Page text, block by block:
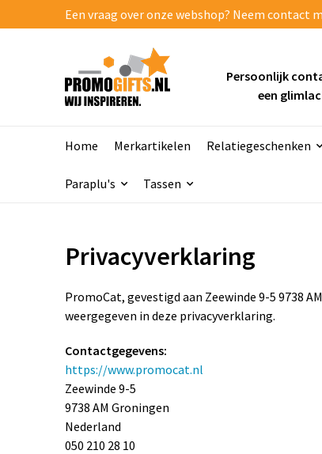
Een vraag over onze webshop? Neem contact
Persoonlijk
een
Home Merkartikelen Relatiegeschenken
Paraplu's Tassen
Privacyverklaring
PromoCat, gevestigd aan Zeewinde 9-5 9738
weergegeven in deze privacyverklaring.
Contactgegevens:
https://www.promocat.nl
Zeewinde 9-5
9738 AM Groningen
Nederland
050 210 28 10